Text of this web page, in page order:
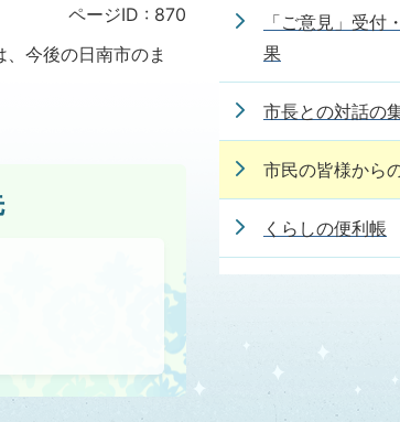
ページID : 870
今後の日南市のま
「ご意見」受付
果
市長との対話の
市民の皆様から
くらしの便利帳